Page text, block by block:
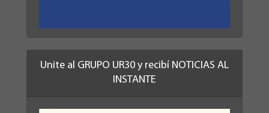
Unite al GRUPO UR30 y recibí NOTICIAS AL
INSTANTE